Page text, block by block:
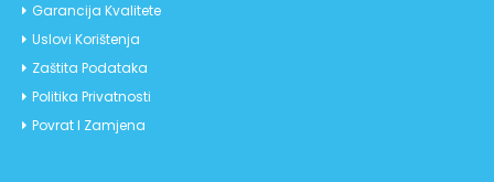
Garancija Kvalitete
Uslovi Korištenja
Zaštita Podataka
Politika Privatnosti
Povrat I Zamjena